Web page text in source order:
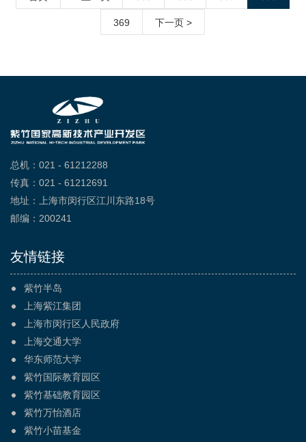
369 下一页 >
总机：021 - 61212288
传真：021 - 61212691
地址：上海市闵行区江川东路18号
邮编：200241
友情链接
紫竹半岛
上海紫江集团
上海市闵行区人民政府
上海交通大学
华东师范大学
紫竹国际教育园区
紫竹基础教育园区
紫竹万怡酒店
紫竹小苗基金